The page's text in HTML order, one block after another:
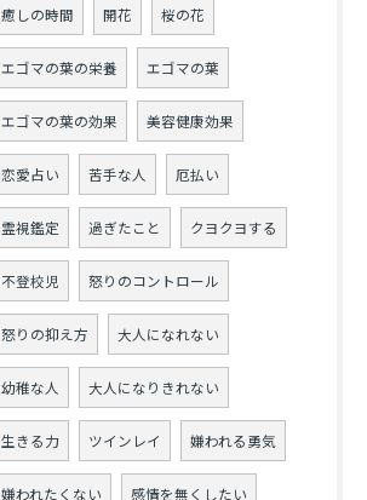
癒しの時間 開花 桜の花
エゴマの葉の栄養 エゴマの葉
エゴマの葉の効果 美容健康効果
恋愛占い 苦手な人 厄払い
霊視鑑定 過ぎたこと クヨクヨする
不登校児 怒りのコントロール
怒りの抑え方 大人になれない
幼稚な人 大人になりきれない
生きる力 ツインレイ 嫌われる勇気
嫌われたくない 感情を無くしたい